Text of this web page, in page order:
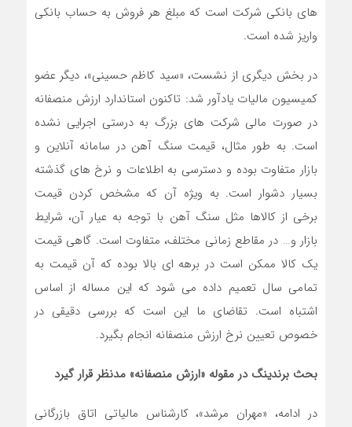
های بانکی شرکت است که مبلغ هر فروش به حساب بانکی
واریز شده است.
در بخش دیگری از نشست، «سید کاظم حسینی»، دیگر عضو
کمیسیون مالیات یادآور شد: تاکنون استاندارد ارزش منصفانه
در صورت مالی شرکت های بزرگ به درستی اجرایی نشده
است. به طور مثال، قیمت سنگ آهن در سامانه آنلاین و
بازار متفاوت بوده و دسترسی به اطلاعات و نرخ های گذشته
بسیار دشوار است. به ویژه آن که مشخص کردن قیمت
برخی از کالاها مثل سنگ آهن با توجه به عیار آن، شرایط
بازار و… در مقاطع زمانی مختلف، متفاوت است. گاهی قیمت
یک کالا ممکن است در برهه ای بالا بوده که آن قیمت به
تمامی سال تعمیم داده می شود که این مساله از اساس
اشتباه است. تقاضای ما این است که بررسی دقیقی در
خصوص تعیین نرخ ارزش منصفانه انجام بگیرد.
بحث برندینگ در مقوله «ارزش منصفانه» مدنظر قرار گیرد
در ادامه، «مهران مرشد»، کارشناس مالیاتی اتاق بازرگانی